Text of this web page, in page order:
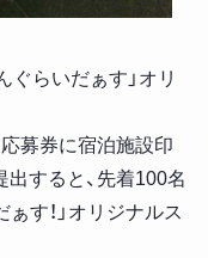
ぐらいだぁす」オリ
募券に宿泊施設印
すると、先着100名
す！」オリジナルス